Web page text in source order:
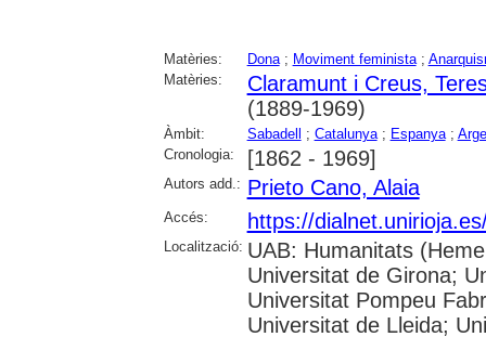
Matèries: Dona; Moviment feminista;
Matèries:
Claramunt i Creus,
(1889-1969)
Àmbit: Sabadell ; Catalunya; Espanya;
Cronologia:
[1862 - 1969]
Autors add.: Prieto Cano, Alaia
Accés: https://
Localització: UAB: Humanitats
Universitat de Girona;
Universitat Pompeu
Universitat de Lleida;